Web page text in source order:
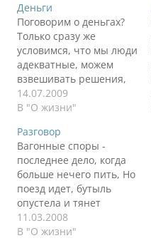
Деньги
Поговорим о деньгах?
Только сразу же
условимся, что мы люди
адекватные, можем
взвешивать решения,
следуем логике и
интуиции, эмоции в
целеполаганий нам
чужды. Мы трезво
оцениваем ситуацию
вчера, сегодня, себя в
этой ситуации и
проецируем свое я на
завтра с большой долей
скепсиса. С чего баня
14.07.2009
В "О жизни"
Разговор
Вагонные споры -
последнее дело, когда
больше нечего пить, Но
поезд идет, бутыль
опустела и тянет
поговорить. И двое
сошлись не на страх, а
11.03.2008
В "О жизни"